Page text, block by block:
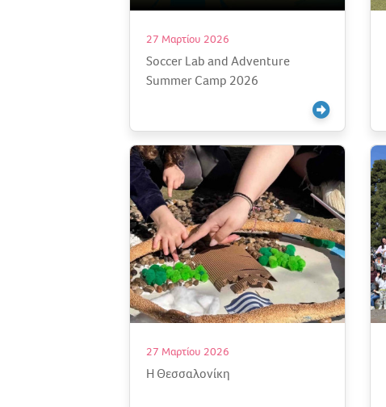
27 Μαρτίου 2026
Soccer Lab and Adventure
Summer Camp 2026
27 Μαρτίου 2026
Η Θεσσαλονίκη